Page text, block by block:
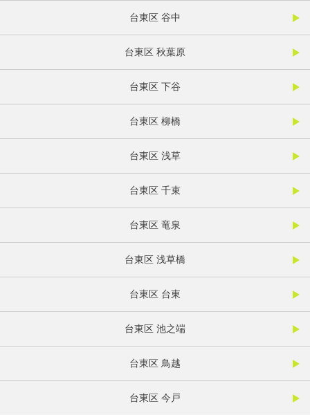
台東区 谷中
台東区 秋葉原
台東区 下谷
台東区 柳橋
台東区 浅草
台東区 千束
台東区 竜泉
台東区 浅草橋
台東区 台東
台東区 池之端
台東区 鳥越
台東区 今戸